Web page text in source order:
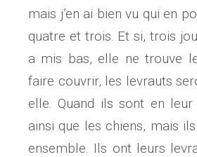
mais j’en ai bien vu qui en
quatre et trois. Et si, trois
a mis bas, elle ne trouve
faire couvrir, les levrauts
elle. Quand ils sont en
ainsi que les chiens, mais
ensemble. Ils ont leurs